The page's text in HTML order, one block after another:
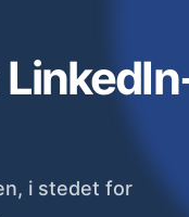
i stedet for